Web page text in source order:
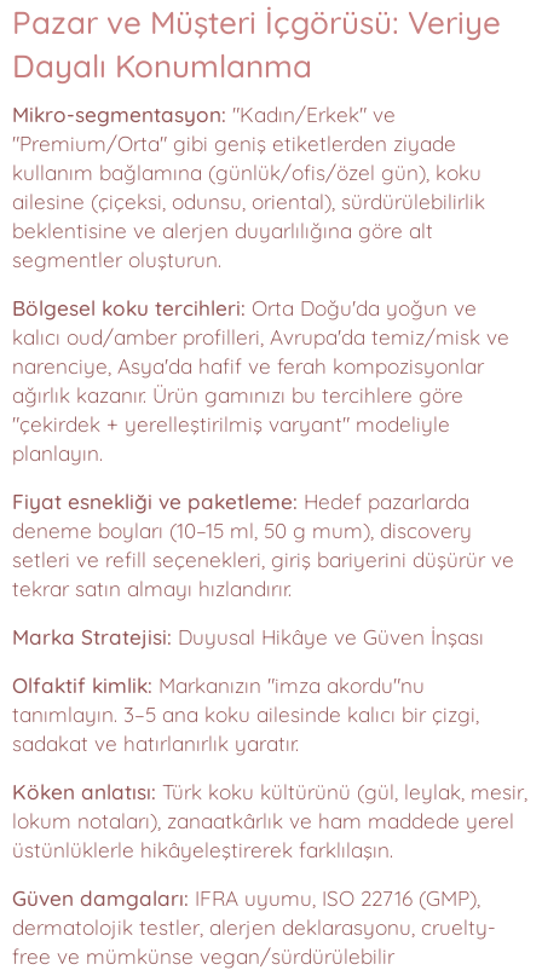
Pazar ve Müşteri İçgörüsü: Veriye
Dayalı Konumlanma
Mikro-segmentasyon: "Kadın/Erkek" ve
"Premium/Orta" gibi geniş etiketlerden ziyade
kullanım bağlamına (günlük/ofis/özel gün), koku
ailesine (çiçeksi, odunsu, oriental), sürdürülebilirlik
beklentisine ve alerjen duyarlılığına göre alt
segmentler oluşturun.
Bölgesel koku tercihleri: Orta Doğu'da yoğun ve
kalıcı oud/amber profilleri, Avrupa'da temiz/misk ve
narenciye, Asya'da hafif ve ferah kompozisyonlar
ağırlık kazanır. Ürün gamınızı bu tercihlere göre
"çekirdek + yerelleştirilmiş varyant" modeliyle
planlayın.
Fiyat esnekliği ve paketleme: Hedef pazarlarda
deneme boyları (10–15 ml, 50 g mum), discovery
setleri ve refill seçenekleri, giriş bariyerini düşürür ve
tekrar satın almayı hızlandırır.
Marka Stratejisi: Duyusal Hikâye ve Güven İnşası
Olfaktif kimlik: Markanızın "imza akordu"nu
tanımlayın. 3–5 ana koku ailesinde kalıcı bir çizgi,
sadakat ve hatırlanırlık yaratır.
Köken anlatısı: Türk koku kültürünü (gül, leylak, mesir,
lokum notaları), zanaatkârlık ve ham maddede yerel
üstünlüklerle hikâyeleştirerek farklılaşın.
Güven damgaları: IFRA uyumu, ISO 22716 (GMP),
dermatolojik testler, alerjen deklarasyonu, cruelty-
free ve mümkünse vegan/sürdürülebilir